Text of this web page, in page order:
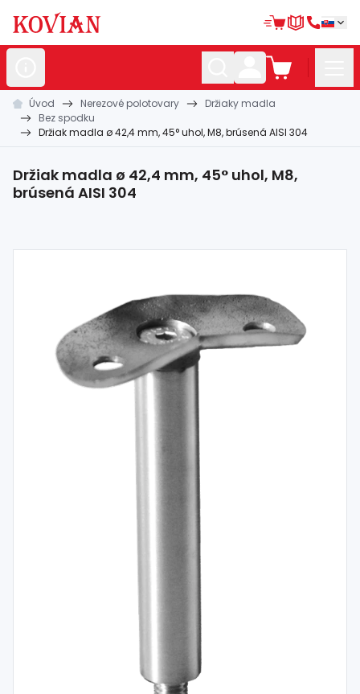
Nerezovépolotovary
Hliníkovépolotovary
Kovanépolotovary
záhrada
Hutníckymateriál
Spojovací materiál
Úvod Nerezové polotovary
Držiaky madla
Bez spodku
Držiak madla ø 42,4 mm, 45° uhol, M8, brúsená AISI 304
Držiak madla ø 42,4 mm, 45° uhol, M8,
brúsená AISI 304